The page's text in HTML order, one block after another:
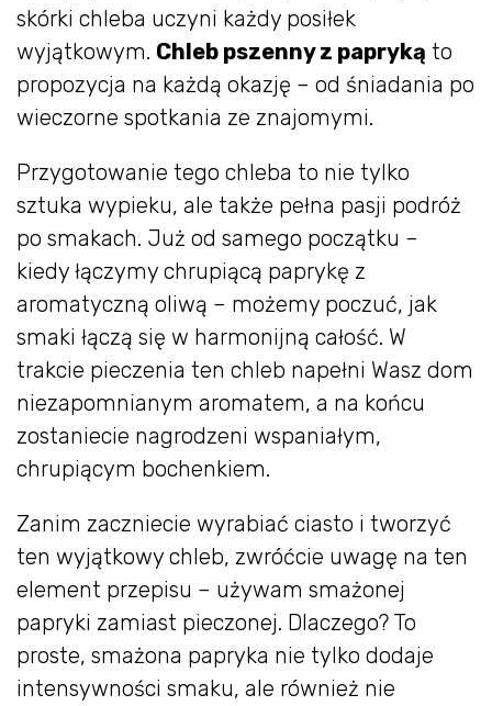
skórki chleba uczyni każdy posiłek
wyjątkowym. Chleb pszenny z papryką to
propozycja na każdą okazję – od śniadania po
wieczorne spotkania ze znajomymi.
Przygotowanie tego chleba to nie tylko
sztuka wypieku, ale także pełna pasji podróż
po smakach. Już od samego początku –
kiedy łączymy chrupiącą paprykę z
aromatyczną oliwą – możemy poczuć, jak
smaki łączą się w harmonijną całość. W
trakcie pieczenia ten chleb napełni Wasz dom
niezapomnianym aromatem, a na końcu
zostaniecie nagrodzeni wspaniałym,
chrupiącym bochenkiem.
Zanim zaczniecie wyrabiać ciasto i tworzyć
ten wyjątkowy chleb, zwróćcie uwagę na ten
element przepisu – używam smażonej
papryki zamiast pieczonej. Dlaczego? To
proste, smażona papryka nie tylko dodaje
intensywności smaku, ale również nie